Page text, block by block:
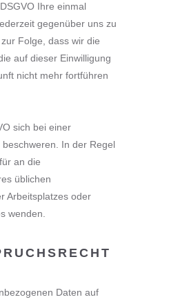
Ihre einmal
gegenüber uns zu
Folge, dass wir die
auf dieser Einwilligung
nicht mehr fortführen
sich bei einer
In der Regel
an die
üblichen
Arbeitsplatzes oder
wenden.
Daten auf